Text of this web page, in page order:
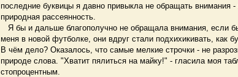
последние буквицы я давно привыкла не обращать внимания
природная рассеянность.
Я бы и дальше благополучно не обращала внимания, если
меня в новой футболке, они вдруг стали подхихикивать, как
В чём дело? Оказалось, что самые мелкие строчки - не
природе слова. "Хватит пялиться на майку!" - гласила моя
стопроцентным.